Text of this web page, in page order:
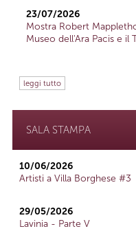
23/07/2026
Mostra Robert
Museo dell'Ara Pacis e il
leggi tutto
SALA STAMPA
10/06/2026
Artisti a Villa Borghese #3
29/05/2026
Lavinia - Parte V